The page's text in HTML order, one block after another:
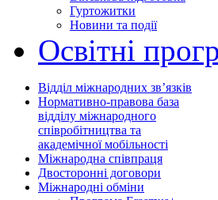
Гуртожитки
Новини та події
Освітні
Відділ міжнародних зв’язків
Нормативно-правова база
відділу міжнародного
співробітництва та
академічної мобільності
Міжнародна співпраця
Двосторонні договори
Міжнародні обміни